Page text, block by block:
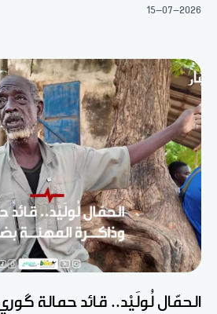
15-07-2026
الحمّال لُولَيْد.. قائد حمالة